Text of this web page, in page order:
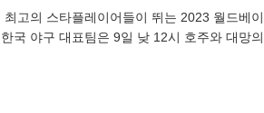
고의 스타플레이어들이 뛰는 2023 월드베
국 야구 대표팀은 9일 낮 12시 호주와 대망